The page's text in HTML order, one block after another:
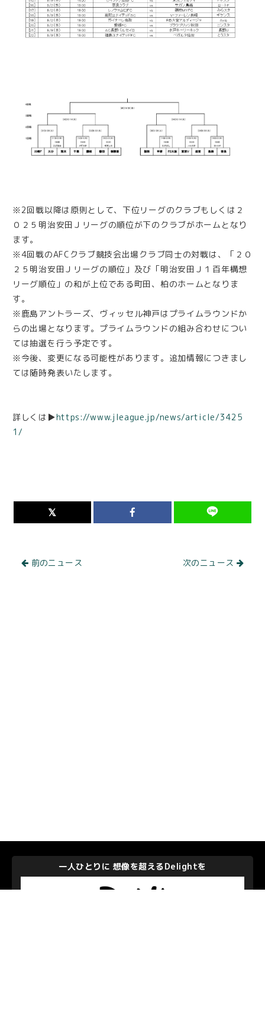
※2回戦以降は原則として、下位リーグのクラブもしくは２
０２５明治安田Ｊリーグの順位が下のクラブがホームとなり
ます。
※4回戦のAFCクラブ競技会出場クラブ同士の対戦は、「２０
２５明治安田Ｊリーグの順位」及び「明治安田Ｊ１百年構想
リーグ順位」の和が上位である町田、柏のホームとなりま
す。
※鹿島アントラーズ、ヴィッセル神戸はプライムラウンドか
らの出場となります。プライムラウンドの組み合わせについ
ては抽選を行う予定です。
※今後、変更になる可能性があります。追加情報につきまし
ては随時発表いたします。
詳しくは▶️https://www.jleague.jp/news/article/3425
1/
前のニュース 次のニュース
一人ひとりに 想像を超えるDelightを